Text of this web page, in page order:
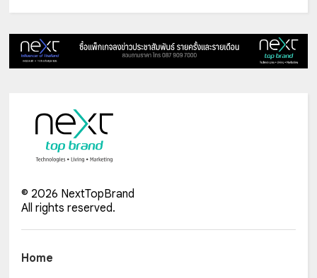
© 2026 NextTopBrand
All rights reserved.
Home